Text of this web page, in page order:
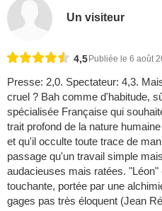
Un visiteur
4,5 Publiée le 6 août
Presse: 2,0. Spectateur: 4,3.
cruel ? Bah comme d'habitude,
spécialisée Française qui
trait profond de la nature
et qu'il occulte toute trace de
passage qu'un travail simple
audacieuses mais ratées.
touchante, portée par une
gages pas très éloquent (Jean